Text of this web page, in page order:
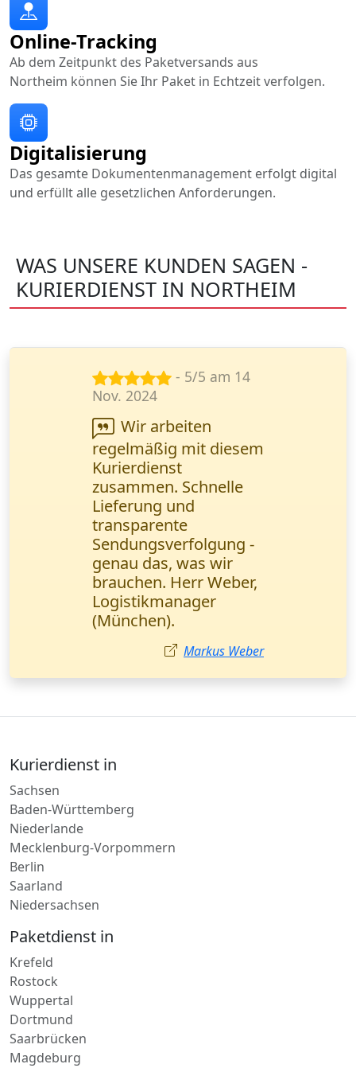
Online-Tracking
Ab dem Zeitpunkt des Paketversands aus
Northeim können Sie Ihr Paket in Echtzeit verfolgen.
Digitalisierung
Das gesamte Dokumentenmanagement erfolgt digital
und erfüllt alle gesetzlichen Anforderungen.
WAS UNSERE KUNDEN SAGEN -
KURIERDIENST IN NORTHEIM
- 5/5 am 28
Mai 2024
Die Lieferung von
Ersatzteilen verlief
perfekt! Wanderfalke
Kurier hat die Fracht in
4 Stunden geliefert,
alles intakt. Der
Manager war sehr
höflich.
Julia Koch
Niederlande
Mecklenburg-Vorpommern
Berlin
Saarland
Niedersachsen
Paketdienst in
Krefeld
Wuppertal
Dortmund
Saarbrücken
Magdeburg
Bochum
Lieferdienst in